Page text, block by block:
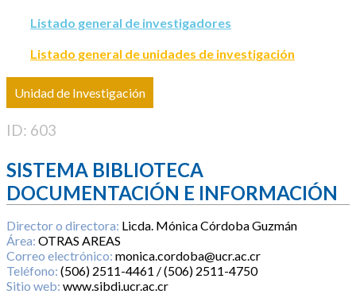
Listado general de investigadores
Listado general de unidades de investigación
Unidad de Investigación
ID: 603
SISTEMA BIBLIOTECA
DOCUMENTACIÓN E INFORMACIÓN
Director o directora: Licda. Mónica Córdoba Guzmán
Área: OTRAS AREAS
Correo electrónico: monica.cordoba@ucr.ac.cr
Teléfono: (506) 2511-4461 / (506) 2511-4750
Sitio web: www.sibdi.ucr.ac.cr